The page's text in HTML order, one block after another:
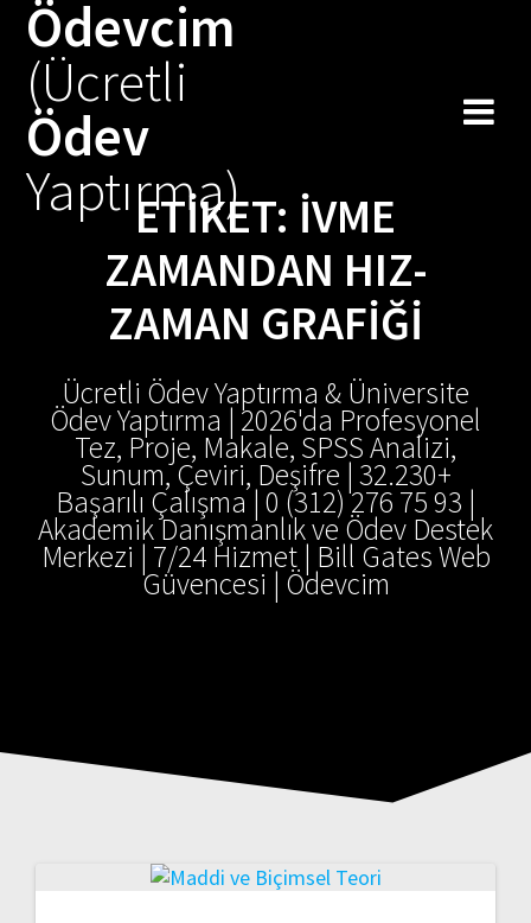
Ödevcim
(Ücretli
Ödev
Yaptırma)
ETIKET: İVME
ZAMANDAN HIZ-
ZAMAN GRAFIĞI
Ücretli Ödev Yaptırma & Üniversite
Ödev Yaptırma | 2026'da Profesyonel
Tez, Proje, Makale, SPSS Analizi,
Sunum, Çeviri, Deşifre | 32.230+
Başarılı Çalışma | 0 (312) 276 75 93 |
Akademik Danışmanlık ve Ödev Destek
Merkezi | 7/24 Hizmet | Bill Gates Web
Güvencesi | Ödevcim